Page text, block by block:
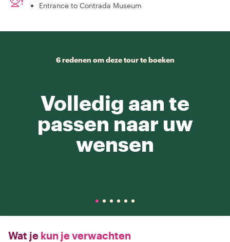
Entrance to Contrada Museum
6 redenen om deze tour te boeken
Volledig aan te
passen naar uw
wensen
Wat je kun je verwachten